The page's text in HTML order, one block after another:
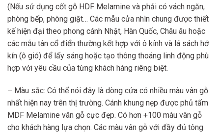
(Nếu sử dụng cốt gỗ HDF Melamine và phải có vách ngăn,
phòng bếp, phòng giặt… Các mẫu cửa nhìn chung được thiết
kế hiện đại theo phong cánh Nhật, Hàn Quốc, Châu âu hoặc
các mẫu tân cổ điển thường kết hợp với ô kính và lá sách hở
kín (ô gió) để lấy sáng hoặc tạo thông thoáng linh động phù
hợp với yêu cầu của từng khách hàng riêng biệt.
– Màu sắc: Có thể nói đây là dòng cửa có nhiều màu vân gỗ
nhất hiện nay trên thị trường. Cánh khung nẹp được phủ tấm
MDF Melamine vân gỗ cực đẹp. Có hơn +100 màu vân gỗ
cho khách hàng lựa chọn. Các màu vân gỗ với đầy đủ tông